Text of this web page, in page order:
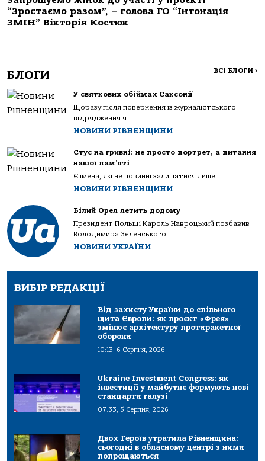
“Зростаємо разом”, – голова ГО “Інтонація
ЗМІН” Вікторія Костюк
БЛОГИ ВСІ БЛОГИ >
У святкових обіймах Саксонії
Щоразу після повернення із журналістського
відрядження я...
НОВИНИ РІВНЕНЩИНИ
Стус на гривні: не просто портрет, а питання
нашої пам’яті
Є імена, які не повинні залишатися лише...
НОВИНИ РІВНЕНЩИНИ
Білий Орел летить додому
Президент Польщі Кароль Навроцький позбавив
Володимира Зеленського...
НОВИНИ УКРАЇНИ
ВИБІР РЕДАКЦІЇ
Від захисту України до спільного
щита Європи: як проєкт «Фрея»
змінює архітектуру протиракетної
оборони
10:13, 6 Серпня, 2026
Ukraine Investment Congress: як
інвестиції у майбутнє формують нові
стандарти галузі
07:33, 5 Серпня, 2026
Двох Героїв утратила Рівненщина:
сьогодні в обласному центрі з ними
попрощаються